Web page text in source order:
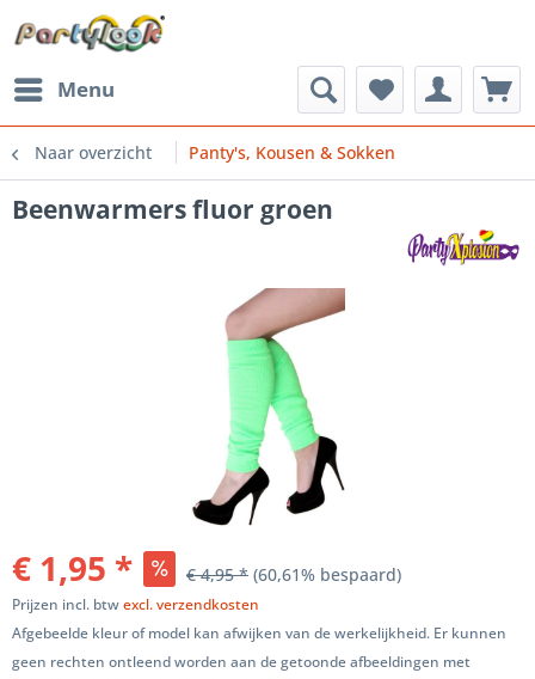
Menu
Naar overzicht Panty's, Kousen & Sokken
Beenwarmers fluor groen
€ 1,95 * € 4,95 * (60,61% bespaard)
Prijzen incl. btwexcl. verzendkosten
Afgebeelde kleur of model kan afwijken van de werkelijkheid. Er kunnen
geen rechten ontleend worden aan de getoonde afbeeldingen met